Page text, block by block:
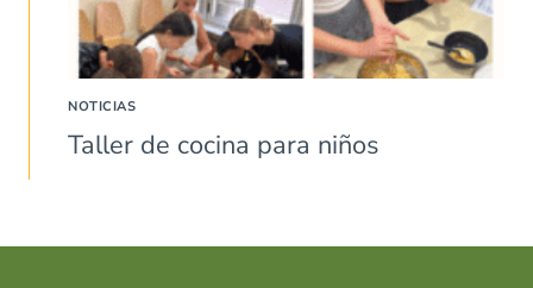
NOTICIAS
Taller de cocina para niños